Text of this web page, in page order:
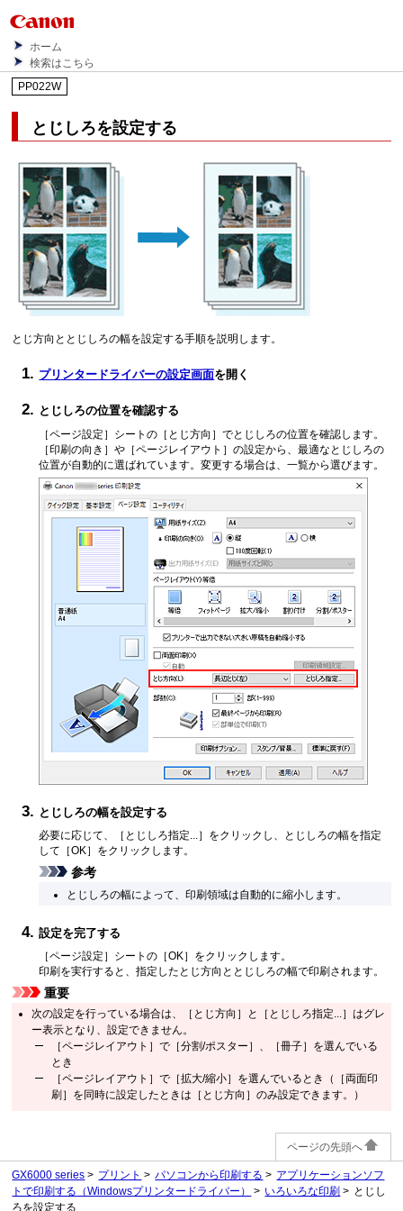
ホーム
検索はこちら
PP022W
とじしろを設定する
とじ方向ととじしろの幅を設定する手順を説明します。
プリンタードライバーの設定画面を開く
とじしろの位置を確認する
［ページ設定］ シートの ［とじ方向］でとじしろの位置を確認します。
［印刷の向き］や ［ページレイアウト］の設定から、最適なとじしろの
位置が自動的に選ばれています。変更する場合は、一覧から選びます。
とじしろの幅を設定する
必要に応じて、 ［とじしろ指定...］ をクリックし、とじしろの幅を指定
して
［OK］ をクリックします。
参考
とじしろの幅によって、印刷領域は自動的に縮小します。
設定を完了する
［ページ設定］ シートの ［OK］ をクリックします。
印刷を実行すると、指定したとじ方向ととじしろの幅で印刷されます。
重要
次の設定を行っている場合は、 ［とじ方向］ と ［とじしろ指定...］はグレ
ー表示となり、設定できません。
［ページレイアウト］ で［分割/ポスター］ 、 ［冊子］ を選んでいる
とき
［ページレイアウト］ で［拡大/縮小］ を選んでいるとき（
［両面印
刷］ を同時に設定したときは ［とじ方向］ のみ設定できます。）
ページの先頭へ
GX6000 series プリント パソコンから印刷する
アプリケーションソフ
トで印刷する（Windowsプリンタードライバー）
いろいろな印刷
とじし
ろを設定する